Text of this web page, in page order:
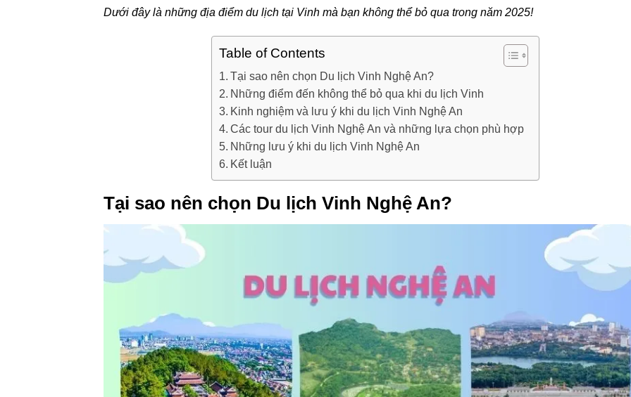
Dưới đây là những địa điểm du lịch tại Vinh mà bạn không thể bỏ qua trong năm 2025!
Table of Contents
Tại sao nên chọn Du lịch Vinh Nghệ An?
Những điểm đến không thể bỏ qua khi du lịch Vinh
Kinh nghiệm và lưu ý khi du lịch Vinh Nghệ An
Các tour du lịch Vinh Nghệ An và những lựa chọn phù hợp
Những lưu ý khi du lịch Vinh Nghệ An
Kết luận
Tại sao nên chọn Du lịch Vinh Nghệ An?